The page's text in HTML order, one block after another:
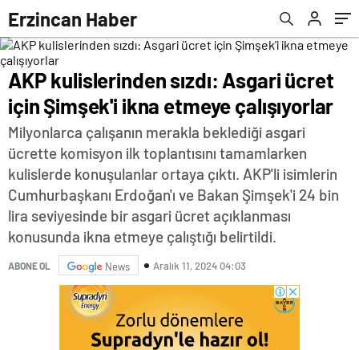
Erzincan Haber
AKP kulislerinden sızdı: Asgari ücret
için Şimşek'i ikna etmeye çalışıyorlar
Milyonlarca çalışanın merakla beklediği asgari
ücrette komisyon ilk toplantısını tamamlarken
kulislerde konuşulanlar ortaya çıktı. AKP'li isimlerin
Cumhurbaşkanı Erdoğan'ı ve Bakan Şimşek'i 24 bin
lira seviyesinde bir asgari ücret açıklanması
konusunda ikna etmeye çalıştığı belirtildi.
ABONE OL News Aralık 11, 2024 04:03